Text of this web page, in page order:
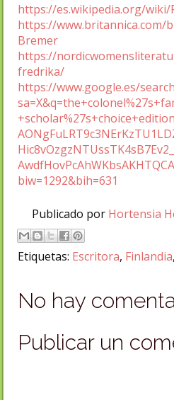
https://es.wikipedia.org/wiki/
https://www.britannica.com/
Bremer
https://
fredrika/
https://www.google.es/
biw=1292&bih=631
Publicado por Hortensia
Etiquetas: Escritora, Finlandia,
No hay
Publicar un